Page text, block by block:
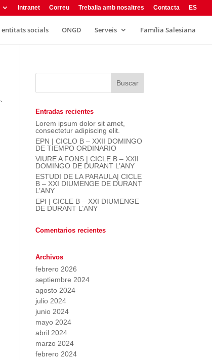
Intranet Correu Treballa amb nosaltres Contacta ES
socials ONGD Serveis Família Salesiana
Entradas recientes
Lorem ipsum dolor sit amet,
consectetur adipiscing elit.
EPN | CICLO B – XXII DOMINGO
DE TIEMPO ORDINARIO
VIURE A FONS | CICLE B – XXII
DOMINGO DE DURANT L’ANY
ESTUDI DE LA PARAULA| CICLE
B – XXI DIUMENGE DE DURANT
L’ANY
EPI | CICLE B – XXI DIUMENGE
DE DURANT L’ANY
Comentarios recientes
Archivos
febrero 2026
septiembre 2024
agosto 2024
julio 2024
junio 2024
mayo 2024
abril 2024
marzo 2024
febrero 2024